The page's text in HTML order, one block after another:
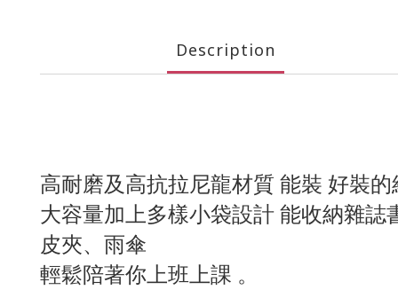
Description
高耐磨及高抗拉尼龍材質 能裝 好裝
大容量加上多樣小袋設計 能收納雜誌
皮夾、雨傘
輕鬆陪著你上班上課 。